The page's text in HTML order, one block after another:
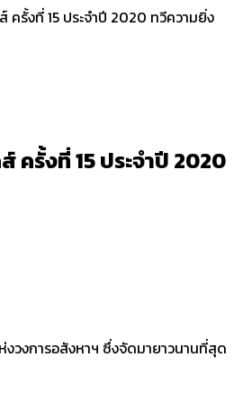
รั้งที่ 15 ประจำปี 2020 ทวีความยิ่ง
รั้งที่ 15 ประจำปี 2020
งวงการอสังหาฯ ซึ่งจัดมายาวนานที่สุด